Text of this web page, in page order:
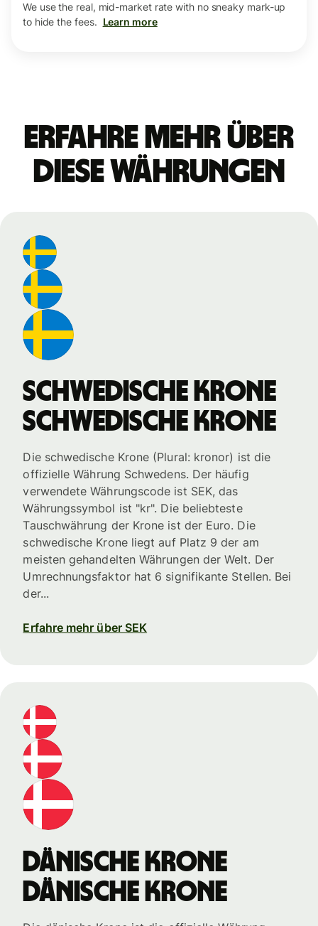
We use the real, mid-market rate with no sneaky mark-up
to hide the fees. Learn more
Erfahre mehr über
diese Währungen
schwedische Krone
schwedische Krone
Die schwedische Krone (Plural: kronor) ist die
offizielle Währung Schwedens. Der häufig
verwendete Währungscode ist SEK, das
Währungssymbol ist "kr". Die beliebteste
Tauschwährung der Krone ist der Euro. Die
schwedische Krone liegt auf Platz 9 der am
meisten gehandelten Währungen der Welt. Der
Umrechnungsfaktor hat 6 signifikante Stellen. Bei
der...
Erfahre mehr über SEK
dänische Krone
dänische Krone